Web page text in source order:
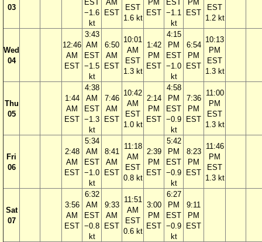
03
EST
−1.6
kt
AM
EST
EST
1.6 kt
PM
EST
EST
−1.1
kt
PM
EST
EST
1.2 kt
Wed
04
12:46
AM
EST
3:43
AM
EST
−1.5
kt
6:50
AM
EST
10:01
AM
EST
1.3 kt
1:42
PM
EST
4:15
PM
EST
−1.0
kt
6:54
PM
EST
10:13
PM
EST
1.3 kt
Thu
05
1:44
AM
EST
4:38
AM
EST
−1.3
kt
7:46
AM
EST
10:42
AM
EST
1.0 kt
2:14
PM
EST
4:58
PM
EST
−0.9
kt
7:36
PM
EST
11:00
PM
EST
1.3 kt
Fri
06
2:48
AM
EST
5:34
AM
EST
−1.0
kt
8:41
AM
EST
11:18
AM
EST
0.8 kt
2:39
PM
EST
5:42
PM
EST
−0.9
kt
8:23
PM
EST
11:46
PM
EST
1.3 kt
Sat
07
3:56
AM
EST
6:32
AM
EST
−0.8
kt
9:33
AM
EST
11:51
AM
EST
0.6 kt
3:00
PM
EST
6:27
PM
EST
−0.9
kt
9:11
PM
EST